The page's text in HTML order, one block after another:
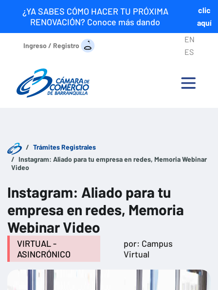
¿YA SABES CÓMO HACER TU PRÓXIMA
RENOVACIÓN? Conoce más dando
clic
aquí
Ingreso / Registro
EN
ES
Trámites Registrales
Instagram: Aliado para tu empresa en redes, Memoria Webinar
Video
Instagram: Aliado para tu
empresa en redes, Memoria
Webinar Video
VIRTUAL -
ASINCRÓNICO
por: Campus
Virtual